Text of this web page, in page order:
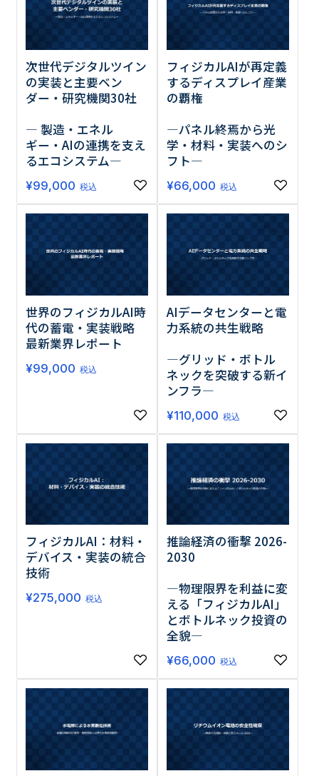
次世代デジタルツイン
の実装と主要ベン
ダー・研究機関30社
― 製造・エネル
ギー・AIの連携を支え
るエコシステム―
¥99,000 税込
フィジカルAIが再定義
するディスプレイ産業
の覇権
―パネル終焉から光
学・材料・実装へのシ
フト―
¥66,000 税込
世界のフィジカルAI時
代の蓄電・実装戦略
最新業界レポート
¥99,000 税込
AIデータセンターと電
力系統の共生戦略
―グリッド・ボトル
ネックを突破する新イ
ンフラ―
¥110,000 税込
フィジカルAI：材料・
デバイス・実装の統合
技術
¥275,000 税込
推論経済の衝撃 2026-
2030
―物理限界を利益に変
える「フィジカルAI」
とボトルネック投資の
全貌―
¥66,000 税込